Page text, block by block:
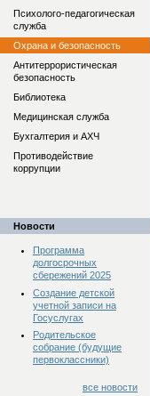
Психолого-педагогическая
служба
Охрана и безопасность
Антитеррористическая
безопасность
Библиотека
Медицинская служба
Бухгалтерия и АХЧ
Противодействие
коррупции
Новости
Программа
долгосрочных
сбережений 2025
Создание детской
учетной записи на
Госуслугах
Родительское
собрание (будущие
первоклассники)
все новости